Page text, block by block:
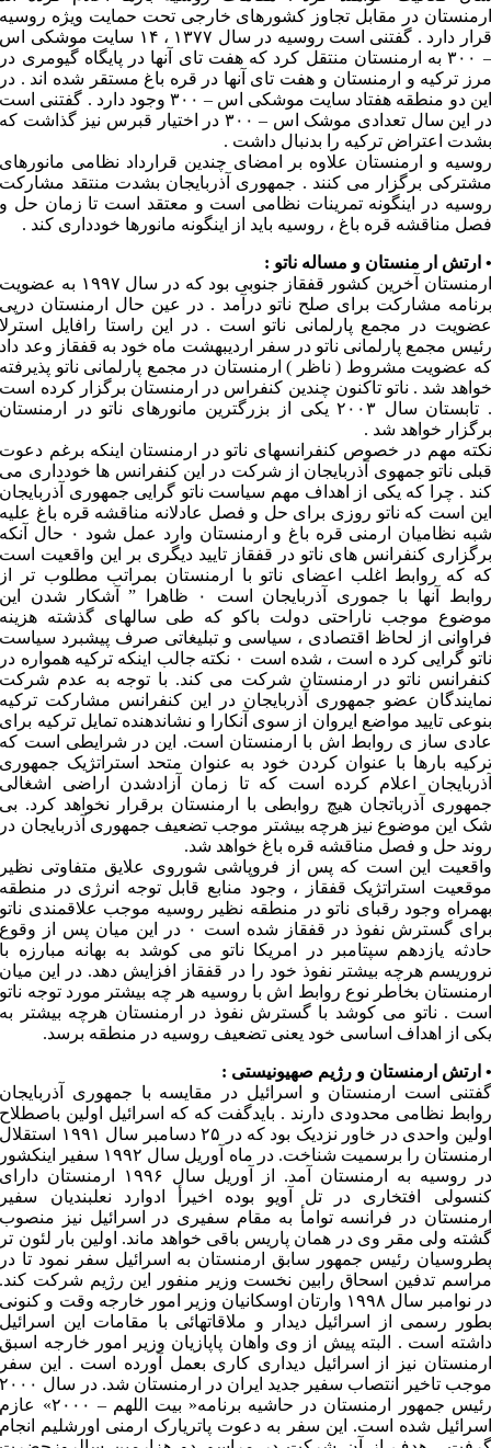
ارمنستان در مقابل تجاوز کشورهای خارجی تحت حمایت ویژه روسیه
قرار دارد . گفتنی است روسیه در سال ۱۳۷۷ ، ۱۴ سایت موشکی اس
– ۳۰۰ به ارمنستان منتقل کرد که هفت تای آنها در پایگاه گیومری در
مرز ترکیه و ارمنستان و هفت تای آنها در قره باغ مستقر شده اند . در
این دو منطقه هفتاد سایت موشکی اس – ۳۰۰ وجود دارد . گفتنی است
در این سال تعدادی موشک اس – ۳۰۰ در اختیار قبرس نیز گذاشت که
بشدت اعتراض ترکیه را بدنبال داشت .
روسیه و ارمنستان علاوه بر امضای چندین قرارداد نظامی مانورهای
مشترکی برگزار می کنند . جمهوری آذربایجان بشدت منتقد مشارکت
روسیه در اینگونه تمرینات نظامی است و معتقد است تا زمان حل و
فصل مناقشه قره باغ ، روسیه باید از اینگونه مانورها خودداری کند .
• ارتش ار منستان و مساله ناتو :
ارمنستان آخرین کشور قفقاز جنوبی بود که در سال ۱۹۹۷ به عضویت
برنامه مشارکت برای صلح ناتو درآمد . در عین حال ارمنستان درپی
عضویت در مجمع پارلمانی ناتو است . در این راستا رافایل استرلا
رئیس مجمع پارلمانی ناتو در سفر اردیبهشت ماه خود به قفقاز وعد داد
که عضویت مشروط ( ناظر ) ارمنستان در مجمع پارلمانی ناتو پذیرفته
خواهد شد . ناتو تاکنون چندین کنفراس در ارمنستان برگزار کرده است
. تابستان سال ۲۰۰۳ یکی از بزرگترین مانورهای ناتو در ارمنستان
برگزار خواهد شد .
نکته مهم در خصوص کنفرانسهای ناتو در ارمنستان اینکه برغم دعوت
قبلی ناتو جمهوی آذربایجان از شرکت در این کنفرانس ها خودداری می
کند . چرا که یکی از اهداف مهم سیاست ناتو گرایی جمهوری آذربایجان
این است که ناتو روزی برای حل و فصل عادلانه مناقشه قره باغ علیه
شبه نظامیان ارمنی قره باغ و ارمنستان وارد عمل شود ۰ حال آنکه
برگزاری کنفرانس های ناتو در قفقاز تایید دیگری بر این واقعیت است
که که روابط اغلب اعضای ناتو با ارمنستان بمراتب مطلوب تر از
روابط آنها با جموری آذربایجان است ۰ ظاهرا ” آشکار شدن این
موضوع موجب ناراحتی دولت باکو که طی سالهای گذشته هزینه
فراوانی از لحاظ اقتصادی ، سیاسی و تبلیغاتی صرف پیشبرد سیاست
ناتو گرایی کرد ه است ، شده است ۰ نکته جالب اینکه ترکیه همواره در
کنفرانس ناتو در ارمنستان شرکت می کند. با توجه به عدم شرکت
نمایندگان عضو جمهوری آذربایجان در این کنفرانس مشارکت ترکیه
بنوعی تایید مواضع ایروان از سوی آنکارا و نشاندهنده تمایل ترکیه برای
عادی ساز ی روابط اش با ارمنستان است. این در شرایطی است که
ترکیه بارها با عنوان کردن خود به عنوان متحد استراتژیک جمهوری
آذربایجان اعلام کرده است که تا زمان آزادشدن اراضی اشغالی
جمهوری آذرباتجان هیچ روابطی با ارمنستان برقرار نخواهد کرد. بی
شک این موضوع نیز هرچه بیشتر موجب تضعیف جمهوری آذربایجان در
روند حل و فصل مناقشه قره باغ خواهد شد.
واقعیت این است که پس از فروپاشی شوروی علایق متفاوتی نظیر
موقعیت استراتژیک قفقاز ، وجود منابع قابل توجه انرژی در منطقه
بهمراه وجود رقبای ناتو در منطقه نظیر روسیه موجب علاقمندی ناتو
برای گسترش نفوذ در قفقاز شده است ۰ در این میان پس از وقوع
حادثه یازدهم سپتامبر در امریکا ناتو می کوشد به بهانه مبارزه با
تروریسم هرچه بیشتر نفوذ خود را در قفقاز افزایش دهد. در این میان
ارمنستان بخاطر نوع روابط اش با روسیه هر چه بیشتر مورد توجه ناتو
است . ناتو می کوشد با گسترش نفوذ در ارمنستان هرچه بیشتر به
یکی از اهداف اساسی خود یعنی تضعیف روسیه در منطقه برسد.
• ارتش ارمنستان و رژیم صهیونیستی :
گفتنی است ارمنستان و اسرائیل در مقایسه با جمهوری آذربایجان
روابط نظامی محدودی دارند . بایدگفت که که اسرائیل اولین باصطلاح
اولین واحدی در خاور نزدیک بود که در ۲۵ دسامبر سال ۱۹۹۱ استقلال
ارمنستان را برسمیت شناخت. در ماه آوریل سال ۱۹۹۲ سفیر اینکشور
در روسیه به ارمنستان آمد. از آوریل سال ۱۹۹۶ ارمنستان دارای
کنسولی افتخاری در تل آویو بوده اخیرأ ادوارد نعلبندیان سفیر
ارمنستان در فرانسه توامأ به مقام سفیری در اسرائیل نیز منصوب
گشته ولی مقر وی در همان پاریس باقی خواهد ماند. اولین بار لئون تر
پطروسیان رئیس جمهور سابق ارمنستان به اسرائیل سفر نمود تا در
مراسم تدفین اسحاق رابین نخست وزیر منفور این رژیم شرکت کند.
در نوامبر سال ۱۹۹۸ وارتان اوسکانیان وزیر امور خارجه وقت و کنونی
بطور رسمی از اسرائیل دیدار و ملاقاتهائی با مقامات این اسرائیل
داشته است . البته پیش از وی واهان پاپازیان وزیر امور خارجه اسبق
ارمنستان نیز از اسرائیل دیداری کاری بعمل آورده است . این سفر
موجب تاخیر انتصاب سفیر جدید ایران در ارمنستان شد. در سال ۲۰۰۰
رئیس جمهور ارمنستان در حاشیه برنامه« بیت اللهم – ۲۰۰۰» عازم
اسرائیل شده است. این سفر به دعوت پاتریارک ارمنی اورشلیم انجام